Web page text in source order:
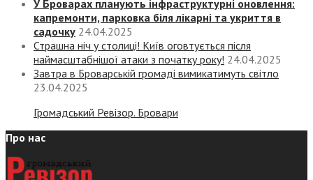
У Броварах планують інфраструктурні оновлення:
капремонти, парковка біля лікарні та укриття в
садочку 24.04.2025
Страшна ніч у столиці! Київ оговтується після
наймасштабнішої атаки з початку року! 24.04.2025
Завтра в Броварській громаді вимикатимуть світло
23.04.2025
Громадський Ревізор. Бровари
Про нас